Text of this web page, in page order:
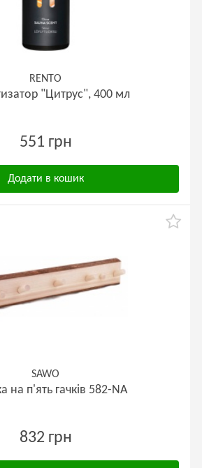
RENTO
"Цитрус", 400 мл
551 грн
Додати в кошик
SAWO
на п'ять гачків 582-NA
832 грн